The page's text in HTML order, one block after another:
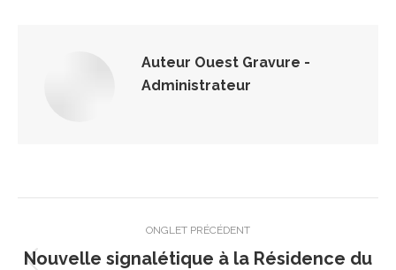
Auteur Ouest Gravure -
Administrateur
de
ONGLET PRÉCÉDENT
Nouvelle signalétique à la Résidence du